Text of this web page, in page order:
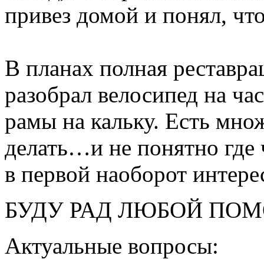
привез домой и понял,
В планах полная
разобрал велосипед на
рамы на кальку. Есть
делать…и не понятно где
в первой наоборот
БУДУ РАД ЛЮБОЙ
Актуальные вопросы: